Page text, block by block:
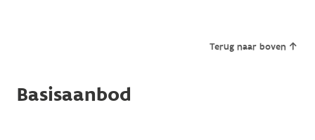
Terug naar boven
Basisaanbod